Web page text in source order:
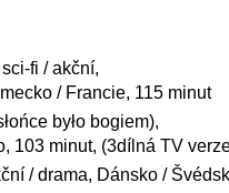
fi / akční,
/ Francie, 115 minut
było bogiem),
103 minut, (3dílná TV
/ drama, Dánsko /